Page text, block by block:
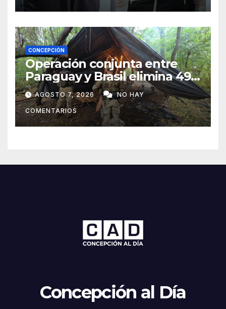
CONCEPCIÓN
Operación conjunta entre
Paraguay y Brasil elimina 498
toneladas de marihuana en
Amambay
AGOSTO 7, 2026 NO HAY
COMENTARIOS
Concepción al Día